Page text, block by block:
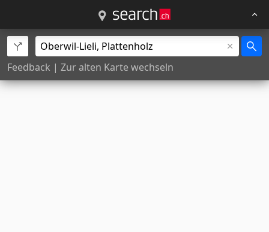
Feedback | Zur alten Karte wechseln